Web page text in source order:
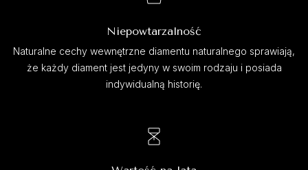
Niepowtarzalność
Naturalne cechy wewnętrzne diamentu naturalnego sprawiają,
że każdy diament jest jedyny w swoim rodzaju i posiada
indywidualną historię.